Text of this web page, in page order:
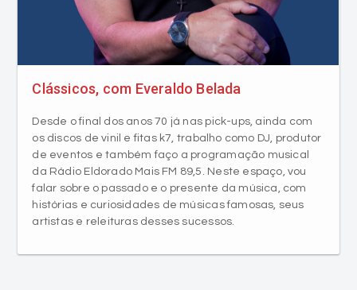
Clássicos, com Everaldo Belada
Desde o final dos anos 70 já nas pick-ups, ainda com
os discos de vinil e fitas k7, trabalho como DJ, produtor
de eventos e também faço a programação musical
da Rádio Eldorado Mais FM 89,5. Neste espaço, vou
falar sobre o passado e o presente da música, com
histórias e curiosidades de músicas famosas, seus
artistas e releituras desses sucessos.